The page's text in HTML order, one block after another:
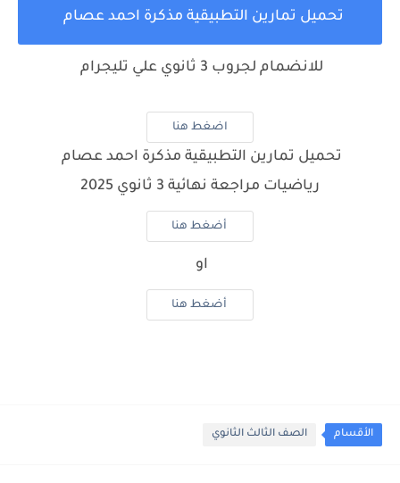
تحميل تمارين التطبيقية مذكرة احمد عصام
للانضمام لجروب 3 ثانوي علي تليجرام
اضغط هنا
تحميل تمارين التطبيقية مذكرة احمد عصام
رياضيات مراجعة نهائية 3 ثانوي 2025
أضغط هنا
او
أضغط هنا
الأقسام الصف الثالث الثانوي